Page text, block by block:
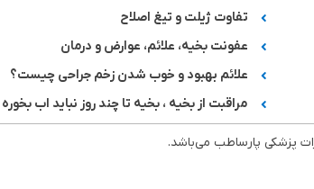
تفاوت ژیلت و تیغ اصلاح
عفونت بخیه، علائم، عوارض و درمان
علائم بهبود و خوب شدن زخم جراحی چیست؟
مراقبت از بخیه ، بخیه تا چند روز نباید اب
پزشکی پارساطب می‌باشد.